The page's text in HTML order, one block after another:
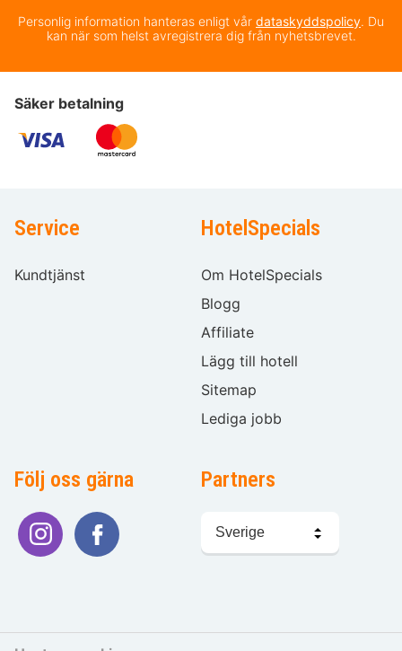
Personlig information hanteras enligt vår dataskyddspolicy. Du
kan när som helst avregistrera dig från nyhetsbrevet.
Säker betalning
Service
Kundtjänst
HotelSpecials
Om HotelSpecials
Blogg
Affiliate
Lägg till hotell
Sitemap
Lediga jobb
Följ oss gärna Partners
språk